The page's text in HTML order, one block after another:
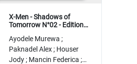
X-Men - Shadows of
Tomorrow N°02 - Edition
Ayodele Murewa ;
Paknadel Alex; Houser
Jody; Mancin Federica ;